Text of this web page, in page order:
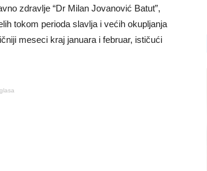
zdravlje “Dr Milan Jovanović Batut”,
tokom perioda slavlja i većih okupljanja
meseci kraj januara i februar, ističući